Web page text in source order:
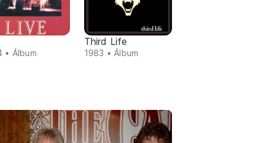
• Álbum
Third Life
1983 • Álbum